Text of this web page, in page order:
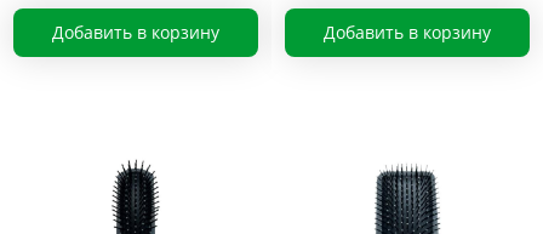
Добавить в корзину Добавить в корзину